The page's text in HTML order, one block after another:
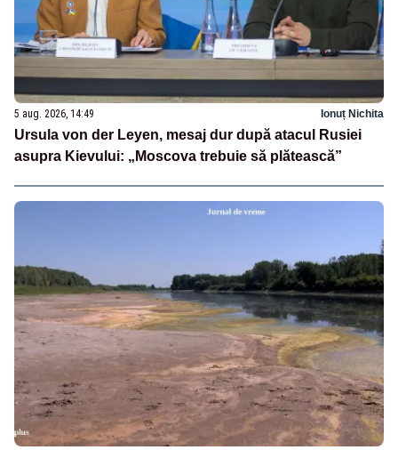
5 aug. 2026, 14:49 Ionuț Nichita
Ursula von der Leyen, mesaj dur după atacul Rusiei
asupra Kievului: „Moscova trebuie să plătească”